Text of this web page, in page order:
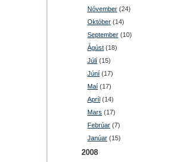
Nóvember (24)
Október (14)
September (10)
Ágúst (18)
Júlí (15)
Júní (17)
Maí (17)
Apríl (14)
Mars (17)
Febrúar (7)
Janúar (15)
2008